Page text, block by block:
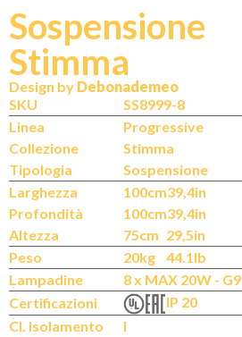
IT
Stimma
Design by Debonademeo
Sospensione
SKU
SS8999-8
Linea
Progressive
Collezione
Stimma
Tipologia
Sospensione
Larghezza
100cm39,4in
Profondità
100cm39,4in
Altezza
75cm 29,5in
Peso
20kg
44.1lb
Lampadine
8 x MAX 20W - G9
Certificazioni
IP 20
Cl. Isolamento
I